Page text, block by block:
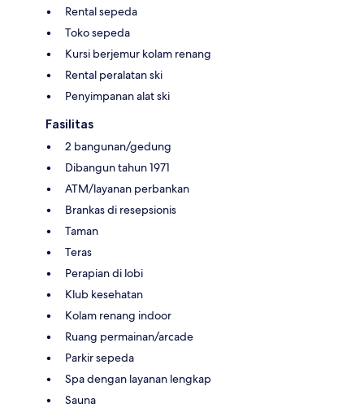
Rental sepeda
Toko sepeda
Kursi berjemur kolam renang
Rental peralatan ski
Penyimpanan alat ski
Fasilitas
2 bangunan/gedung
Dibangun tahun 1971
ATM/layanan perbankan
Brankas di resepsionis
Taman
Teras
Perapian di lobi
Klub kesehatan
Kolam renang indoor
Ruang permainan/arcade
Parkir sepeda
Spa dengan layanan lengkap
Sauna